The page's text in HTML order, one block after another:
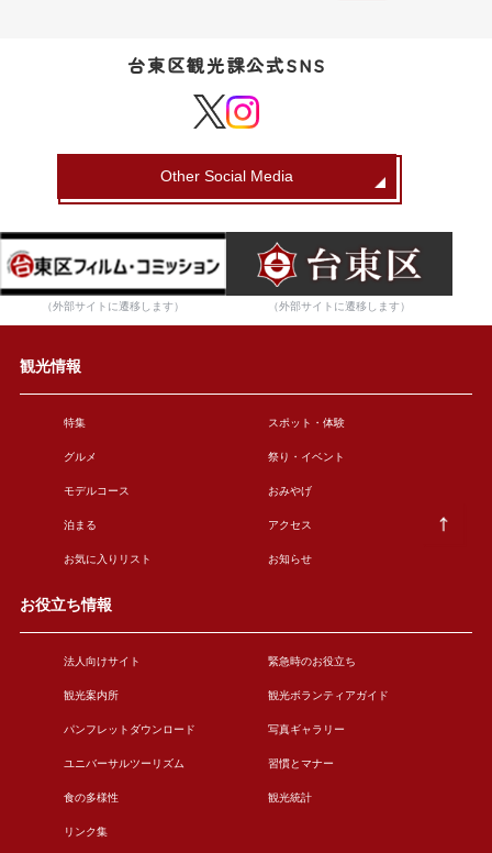
台東区観光課公式SNS
Other Social Media
（外部サイトに遷移します） （外部サイトに遷移します）
観光情報
特集 スポット・体験
グルメ 祭り・イベント
モデルコース おみやげ
泊まる アクセス
お気に入りリスト お知らせ
お役立ち情報
法人向けサイト 緊急時のお役立ち
観光案内所 観光ボランティアガイド
パンフレットダウンロード 写真ギャラリー
ユニバーサルツーリズム 習慣とマナー
食の多様性 観光統計
リンク集